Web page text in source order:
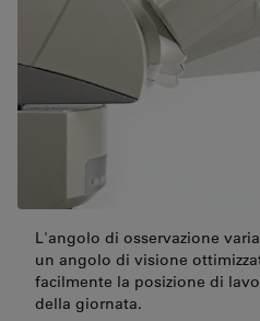
L'angolo di osservazione
un angolo di visione
facilmente la posizione di
della giornata.